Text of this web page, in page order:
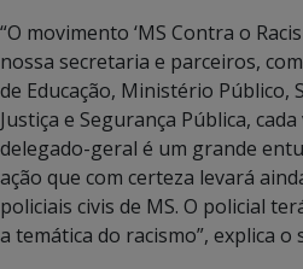
“O movimento ‘MS Contra o
nossa secretaria e parceiros,
de Educação, Ministério Público,
Justiça e Segurança Pública,
delegado-geral é um grande
ação que com certeza levará
policiais civis de MS. O policial
a temática do racismo”, explica o